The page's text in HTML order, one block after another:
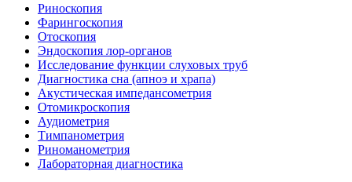
Риноскопия
Фарингоскопия
Отоскопия
Эндоскопия лор-органов
Исследование функции слуховых труб
Диагностика сна (апноэ и храпа)
Акустическая импедансометрия
Отомикроскопия
Аудиометрия
Тимпанометрия
Риноманометрия
Лабораторная диагностика